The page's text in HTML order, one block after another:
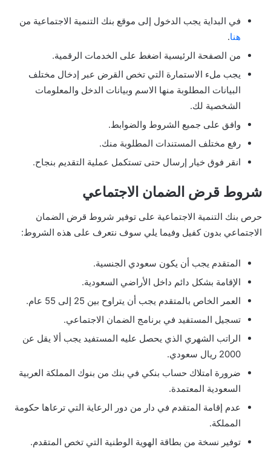
في البداية يجب الدخول إلى موقع بنك التنمية الاجتماعية من
هنا.
من الصفحة الرئيسية اضغط على الخدمات الرقمية.
يجب ملء الاستمارة التي تخص القرض عبر إدخال مختلف
البيانات المطلوبة منها الاسم وبيانات الدخل والمعلومات
الشخصية لك.
وافق على جميع الشروط والضوابط.
رفع مختلف المستندات المطلوبة منك.
انقر فوق خيار إرسال حتى تستكمل عملية التقديم بنجاح.
شروط قرض الضمان الاجتماعي
حرص بنك التنمية الاجتماعية على توفير شروط قرض الضمان
الاجتماعي بدون كفيل وفيما يلي سوف نتعرف على هذه الشروط:
المتقدم يجب أن يكون سعودي الجنسية.
الإقامة بشكل دائم داخل الأراضي السعودية.
العمر الخاص بالمتقدم يجب أن يتراوح بين 25 إلى 55 عام.
تسجيل المستفيد في برنامج الضمان الاجتماعي.
الراتب الشهري الذي يحصل عليه المستفيد يجب ألا يقل عن
2000 ريال سعودي.
ضرورة امتلاك حساب بنكي في بنك من بنوك المملكة العربية
السعودية المعتمدة.
عدم إقامة المتقدم في دار من دور الرعاية التي ترعاها حكومة
المملكة.
توفير نسخة من بطاقة الهوية الوطنية التي تخص المتقدم.